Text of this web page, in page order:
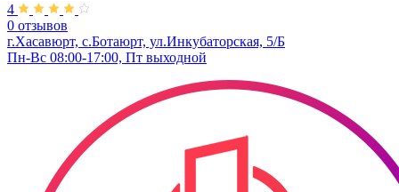
4
0 отзывов
г.Хасавюрт, с.Ботаюрт, ул.Инкубаторская, 5/Б
Пн-Вс 08:00-17:00, Пт выходной